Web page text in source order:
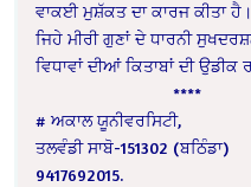
ਵਾਕਈ ਮੁਸ਼ੱਕਤ ਦਾ ਕਾਰਜ ਕੀਤਾ
ਜਿਹੇ ਮੀਰੀ ਗੁਣਾਂ ਦੇ ਧਾਰਨੀ
ਵਿਧਾਵਾਂ ਦੀਆਂ ਕਿਤਾਬਾਂ ਦੀ ਉਡੀਕ
****
# ਅਕਾਲ ਯੂਨੀਵਰਸਿਟੀ,
ਤਲਵੰਡੀ ਸਾਬੋ-151302 (ਬਠਿੰਡਾ)
9417692015.